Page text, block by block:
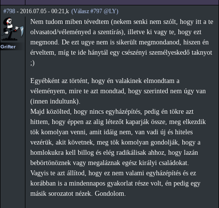
#798 - 2016.07.05 - 00:21,k (Válasz #797 @LY)
Grifter
Nem tudom miben tévedtem (nekem senki nem szólt, hogy itt a te
olvasatod/véleményed a szentírás), illetve ki vagy te, hogy ezt
megmond. De ezt ugye nem is sikerült megmondanod, hiszen én
érveltem, míg te ide hánytál egy csészényi személyeskedő taknyot
;)
Egyébként az történt, hogy én valakinek elmondtam a
véleményem, mire te azt mondtad, hogy szerinted nem úgy van
(innen indultunk).
Majd közölted, hogy nincs egyházépítés, pedig én tökre azt
hittem, hogy éppen az alig létezőt kaparják össze, meg elkezdik
tök komolyan venni, amit idáig nem, van vadi új és hiteles
vezérük, akit követnek, meg tök komolyan gondolják, hogy a
homlokukra kell billog és elég radikálisak ahhoz, hogy lazán
bebörtönöznek vagy megaláznak egész királyi családokat.
Vagyis te azt állítod, hogy ez nem valami egyházépítés és ez
korábban is a mindennapos gyakorlat része volt, én pedig egy
másik sorozatot nézek. Gondolom.